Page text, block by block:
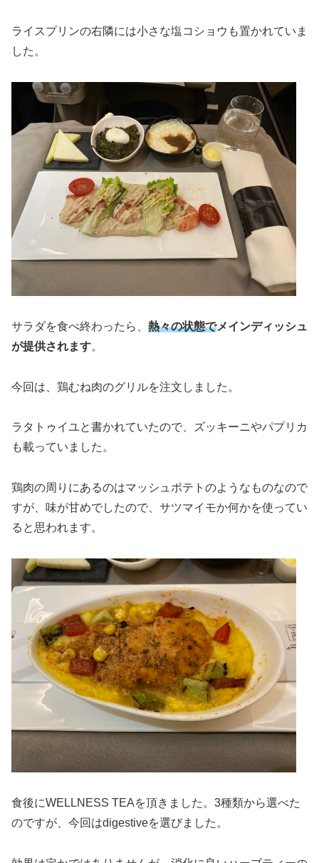
ライスプリンの右隣には小さな塩コショウも置かれていま
した。
サラダを食べ終わったら、 熱々の状態でメインディッシュ
が提供されます。
今回は、鶏むね肉のグリルを注文しました。
ラタトゥイユと書かれていたので、ズッキーニやパプリカ
も載っていました。
鶏肉の周りにあるのはマッシュポテトのようなものなので
すが、味が甘めでしたので、サツマイモか何かを使ってい
ると思われます。
食後にWELLNESS TEAを頂きました。3種類から選べた
のですが、今回はdigestiveを選びました。